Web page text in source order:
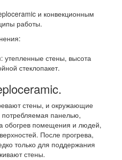
и конвекционным
работы.
утепленные стены, высота
стеклопакет.
стены, и окружающие
панелью,
обогрев помещения и людей,
После прогрева,
только для поддержания
стены.